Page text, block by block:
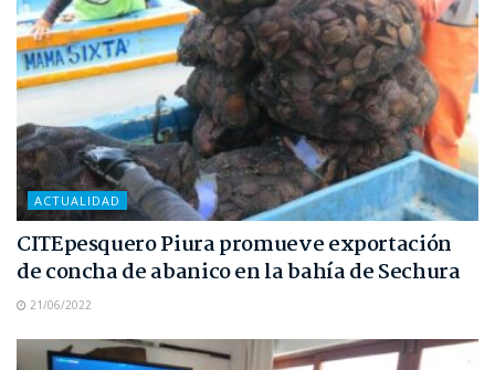
ACTUALIDAD
CITEpesquero Piura promueve exportación
de concha de abanico en la bahía de Sechura
21/06/2022